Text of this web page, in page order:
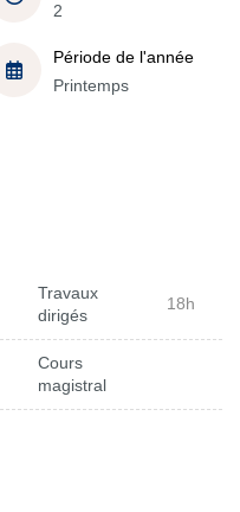
2
Période de l'année
Printemps
Travaux
dirigés
18h
Cours
magistral